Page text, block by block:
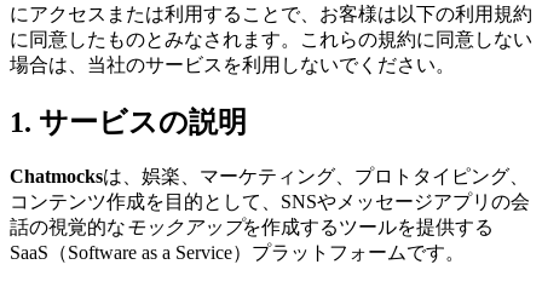
にアクセスまたは利用することで、お客様は以下の利用規約
に同意したものとみなされます。これらの規約に同意しない
場合は、当社のサービスを利用しないでください。
1. サービスの説明
Chatmocksは、娯楽、マーケティング、プロトタイピング、
コンテンツ作成を目的として、SNSやメッセージアプリの会
話の視覚的なモックアップを作成するツールを提供する
SaaS（Software as a Service）プラットフォームです。